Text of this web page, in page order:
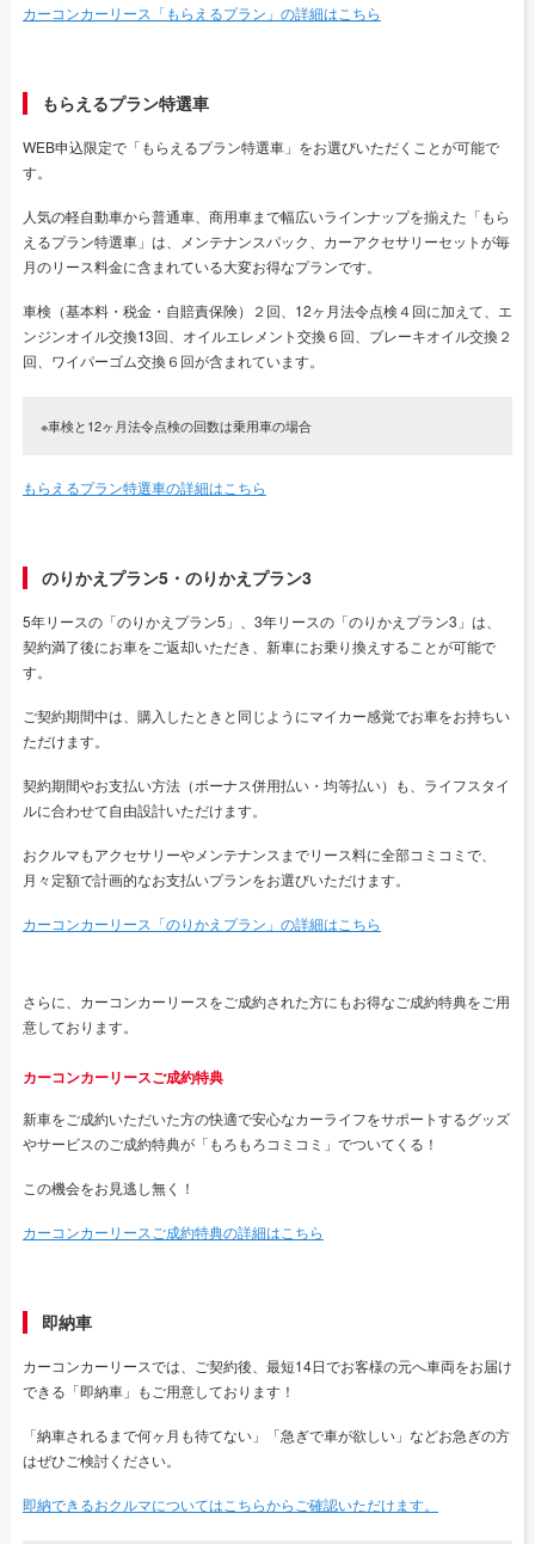
カーコンカーリース「もらえるプラン」の詳細はこちら
もらえるプラン特選車
WEB申込限定で「もらえるプラン特選車」をお選びいただくことが可能で
す。
人気の軽自動車から普通車、商用車まで幅広いラインナップを揃えた「もら
えるプラン特選車」は、メンテナンスパック、カーアクセサリーセットが毎
月のリース料金に含まれている大変お得なプランです。
車検（基本料・税金・自賠責保険）２回、12ヶ月法令点検４回に加えて、エ
ンジンオイル交換13回、オイルエレメント交換６回、ブレーキオイル交換２
回、ワイパーゴム交換６回が含まれています。
※車検と12ヶ月法令点検の回数は乗用車の場合
もらえるプラン特選車の詳細はこちら
のりかえプラン5・のりかえプラン3
5年リースの「のりかえプラン5」、3年リースの「のりかえプラン3」は、
契約満了後にお車をご返却いただき、新車にお乗り換えすることが可能で
す。
ご契約期間中は、購入したときと同じようにマイカー感覚でお車をお持ちい
ただけます。
契約期間やお支払い方法（ボーナス併用払い・均等払い）も、ライフスタイ
ルに合わせて自由設計いただけます。
おクルマもアクセサリーやメンテナンスまでリース料に全部コミコミで、
月々定額で計画的なお支払いプランをお選びいただけます。
カーコンカーリース「のりかえプラン」の詳細はこちら
さらに、カーコンカーリースをご成約された方にもお得なご成約特典をご用
意しております。
カーコンカーリースご成約特典
新車をご成約いただいた方の快適で安心なカーライフをサポートするグッズ
やサービスのご成約特典が「もろもろコミコミ」でついてくる！
この機会をお見逃し無く！
カーコンカーリースご成約特典の詳細はこちら
即納車
カーコンカーリースでは、ご契約後、最短14日でお客様の元へ車両をお届け
できる「即納車」もご用意しております！
「納車されるまで何ヶ月も待てない」「急ぎで車が欲しい」などお急ぎの方
はぜひご検討ください。
即納できるおクルマについてはこちらからご確認いただけます。